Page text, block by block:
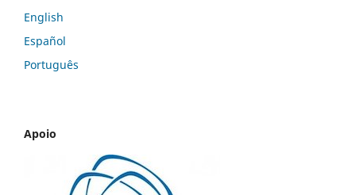
English
Español
Português
Apoio